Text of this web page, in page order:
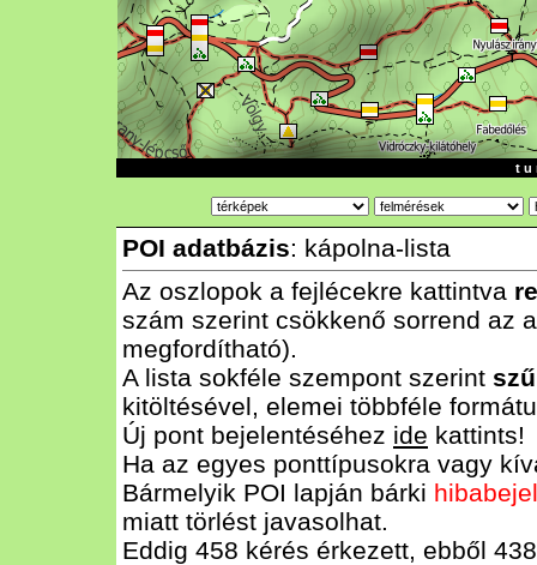
t u
POI adatbázis: kápolna-lista
Az oszlopok a fejlécekre kattintva
szám szerint csökkenő sorrend az
megfordítható).
A lista sokféle szempont szerint
kitöltésével, elemei többféle
Új pont bejelentéséhez ide kattints!
Ha az egyes ponttípusokra vagy
Bármelyik POI lapján bárki
miatt törlést javasolhat.
Eddig 458 kérés érkezett, ebből